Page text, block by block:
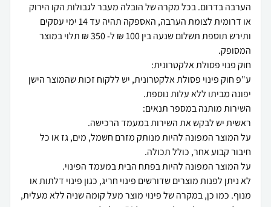
הערבה בדרום. בכל מקרה של הובלה מעבר לגבולות הקו הירוק
או דרומית לצומת הערבה, האספקה תהיה עד 14 ימי עסקים
ותירש תוספת תשלום שנעה בין 100 ₪ ל- 350 ₪ תלוי במוצר
ע"פ חוק פינוי פסולת אלקטרונית, יש ללקוח זכות שהמוצר הישן
על המוצר המפונה להיות מנותק מזרם חשמל, מים, גז או כל
לא ניתן לפנות מוצרים שדורשים פינוי חריג, כגון פינוי דלתות או
מנוף. כמו כן, במקרה של פינוי מוצר מעל קומה שניה ללא מעלית,